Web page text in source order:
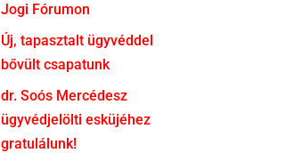
Jogi Fórumon
Új, tapasztalt ügyvéddel
bővült csapatunk
dr. Soós Mercédesz
ügyvédjelölti esküjéhez
gratulálunk!